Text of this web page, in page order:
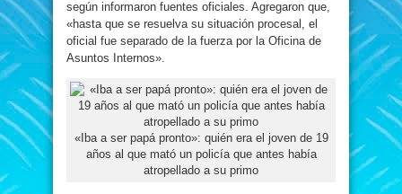
según informaron fuentes oficiales. Agregaron que,
«hasta que se resuelva su situación procesal, el
oficial fue separado de la fuerza por la Oficina de
Asuntos Internos».
«Iba a ser papá pronto»: quién era el joven de 19
años al que mató un policía que antes había
atropellado a su primo